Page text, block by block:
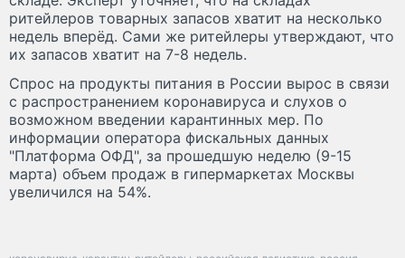
ритейлеров товарных запасов хватит на несколько
недель вперёд. Сами же ритейлеры утверждают, что
их запасов хватит на 7-8 недель.
Спрос на продукты питания в России вырос в связи
с распространением коронавируса и слухов о
возможном введении карантинных мер. По
информации оператора фискальных данных
"Платформа ОФД", за прошедшую неделю (9-15
марта) объем продаж в гипермаркетах Москвы
увеличился на 54%.